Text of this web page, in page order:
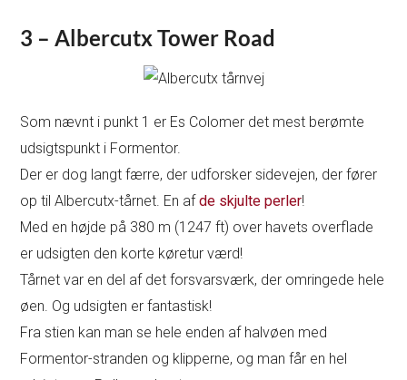
3 – Albercutx Tower Road
Som nævnt i punkt 1 er Es Colomer det mest berømte
udsigtspunkt i Formentor.
Der er dog langt færre, der udforsker sidevejen, der fører
op til Albercutx-tårnet. En afde skjulte perler!
Med en højde på 380 m (1247 ft) over havets overflade
er udsigten den korte køretur værd!
Tårnet var en del af det forsvarsværk, der omringede hele
øen. Og udsigten er fantastisk!
Fra stien kan man se hele enden af halvøen med
Formentor-stranden og klipperne, og man får en hel